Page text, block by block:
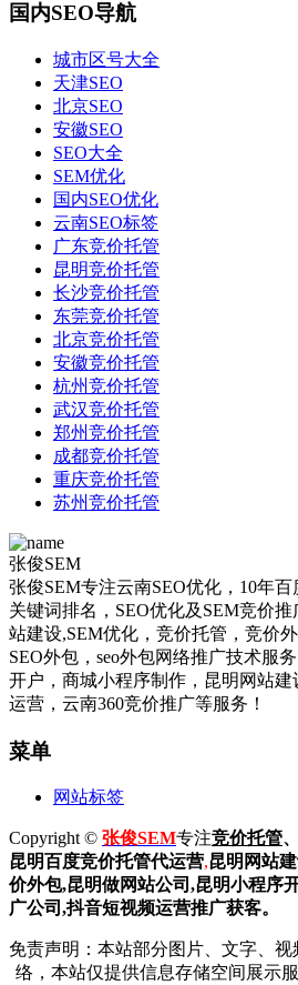
国内SEO导航
城市区号大全
天津SEO
北京SEO
安徽SEO
SEO大全
SEM优化
国内SEO优化
云南SEO标签
广东竞价托管
昆明竞价托管
长沙竞价托管
东莞竞价托管
北京竞价托管
安徽竞价托管
杭州竞价托管
武汉竞价托管
郑州竞价托管
成都竞价托管
重庆竞价托管
苏州竞价托管
张俊SEM
张俊SEM专注云南SEO优化，10年
关键词排名，SEO优化及SEM竞价
站建设,SEM优化，竞价托管，竞价
SEO外包，seo外包网络推广技术服
开户，商城小程序制作，昆明网站
运营，云南360竞价推广等服务！
菜单
网站标签
Copyright © 张俊SEM专注竞价托管、
昆明百度竞价托管代运营,昆明网站
价外包,昆明做网站公司,昆明小程序
广公司,抖音短视频运营推广获客。
免责声明：本站部分图片、文字、
络，本站仅提供信息存储空间展示